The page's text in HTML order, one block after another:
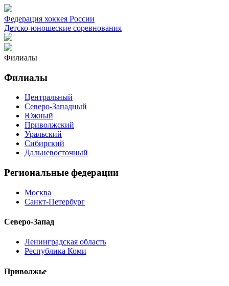
Федерация хоккея России
Детско-юношеские соревнования
Филиалы
Филиалы
Центральный
Северо-Западный
Южный
Приволжский
Уральский
Сибирский
Дальневосточный
Региональные федерации
Москва
Санкт-Петербург
Северо-Запад
Ленинградская область
Республика Коми
Приволжье